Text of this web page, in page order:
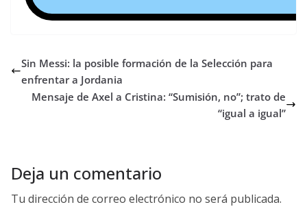
Sin Messi: la posible formación de la Selección para
enfrentar a Jordania
Mensaje de Axel a Cristina: “Sumisión, no”; trato de
“igual a igual”
Deja un comentario
Tu dirección de correo electrónico no será publicada.